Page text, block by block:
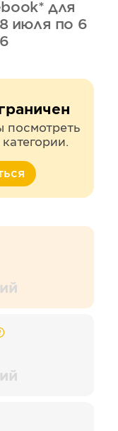
для
июля по 6
посмотреть